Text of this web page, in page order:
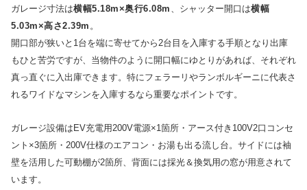
ガレージ寸法は横幅5.18m×奥行6.08m 、シャッター開口は横幅
5.03m×高さ2.39m 。
開口部が狭いと1台を端に寄せてから2台目を入庫する手順となり出庫
もひと苦労ですが、当物件のように開口幅にゆとりがあれば、それぞれ
真っ直ぐに入出庫できます。特にフェラーリやランボルギーニに代表さ
れるワイドなマシンを入庫するなら重要なポイントです。
ガレージ設備はEV充電用200V電源×1箇所・アース付き100V2口コンセ
ント×3箇所・200V仕様のエアコン・お湯も出る流し台。サイドには袖
壁を活用した可動棚が2箇所、背面には採光＆換気用の窓が用意されて
います。